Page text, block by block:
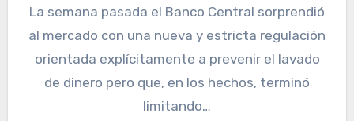
La semana pasada el Banco Central sorprendió
al mercado con una nueva y estricta regulación
orientada explícitamente a prevenir el lavado
de dinero pero que, en los hechos, terminó
limitando…